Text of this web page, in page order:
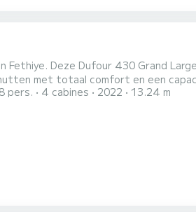
Fethiye. Deze Dufour 430 Grand
bij het doorbrengen van buitengewone
8 pers. 4 cabines 2022 13.24 m